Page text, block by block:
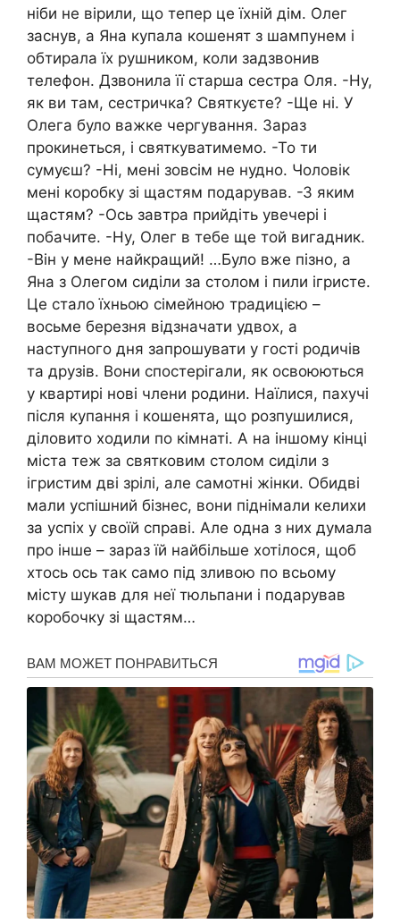
ніби не вірили, що тепер це їхній дім. Олег
заснув, а Яна купала кошенят з шампунем і
обтирала їх рушником, коли задзвонив
телефон. Дзвонила її старша сестра Оля. -Ну,
як ви там, сестричка? Святкуєте? -Ще ні. У
Олега було важке чергування. Зараз
прокинеться, і святкуватимемо. -То ти
сумуєш? -Ні, мені зовсім не нудно. Чоловік
мені коробку зі щастям подарував. -З яким
щастям? -Ось завтра прийдіть увечері і
побачите. -Ну, Олег в тебе ще той вигадник.
-Він у мене найкращий! …Було вже пізно, а
Яна з Олегом сиділи за столом і пили ігристе.
Це стало їхньою сімейною традицією –
восьме березня відзначати удвох, а
наступного дня запрошувати у гості родичів
та друзів. Вони спостерігали, як освоюються
у квартирі нові члени родини. Наїлися, пахучі
після купання і кошенята, що розпушилися,
діловито ходили по кімнаті. А на іншому кінці
міста теж за святковим столом сиділи з
ігристим дві зрілі, але самотні жінки. Обидві
мали успішний бізнес, вони піднімали келихи
за успіх у своїй справі. Але одна з них думала
про інше – зараз їй найбільше хотілося, щоб
хтось ось так само під зливою по всьому
місту шукав для неї тюльпани і подарував
коробочку зі щастям…